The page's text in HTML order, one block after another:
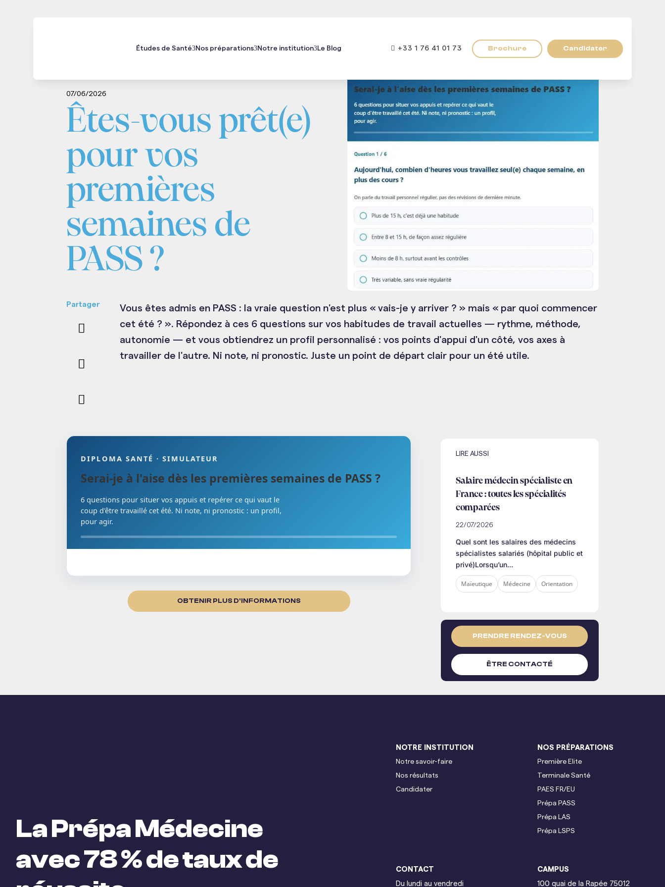
Études de Santé Nos préparations Notre institution Le Blog  +33 1 76 41 01 73 Brochure Candidater
07/06/2026
Êtes-vous prêt(e)
pour vos
premières
semaines de
PASS ?
Partager
Vous êtes admis en PASS : la vraie question n'est plus « vais-je y arriver ? » mais « par quoi commencer
cet été ? ». Répondez à ces 6 questions sur vos habitudes de travail actuelles — rythme, méthode,
autonomie — et vous obtiendrez un profil personnalisé : vos points d'appui d'un côté, vos axes à
travailler de l'autre. Ni note, ni pronostic. Juste un point de départ clair pour un été utile.
DIPLOMA SANTÉ · SIMULATEUR
Serai-je à l'aise dès les premières semaines de PASS ?
6 questions pour situer vos appuis et repérer ce qui vaut le
coup d'être travaillé cet été. Ni note, ni pronostic : un profil,
pour agir.
OBTENIR PLUS D'INFORMATIONS
LIRE AUSSI
Salaire médecin spécialiste en
France : toutes les spécialités
comparées
22/07/2026
Quel sont les salaires des médecins
spécialistes salariés (hôpital public et
privé)Lorsqu’un...
Maïeutique Médecine Orientation
PRENDRE RENDEZ-VOUS
ÊTRE CONTACTÉ
La Prépa Médecine
avec 78 % de taux de
NOTRE INSTITUTION
Notre savoir-faire
Nos résultats
Candidater
NOS PRÉPARATIONS
Première Elite
Terminale Santé
PAES FR/EU
Prépa PASS
Prépa LAS
Prépa LSPS
CONTACT
Du lundi au vendredi
CAMPUS
100 quai de la Rapée 75012